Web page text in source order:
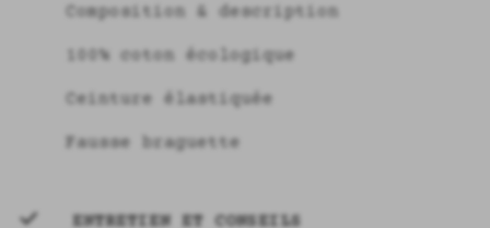
Composition & description
100% coton écologique
Ceinture élastiquée
Fausse braguette
ENTRETIEN ET CONSEILS